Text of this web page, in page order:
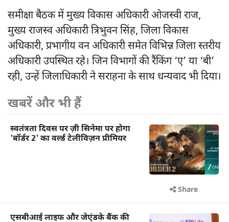
समीक्षा बैठक में मुख्य विकास अधिकारी ओजस्वी राज,
मुख्य राजस्व अधिकारी त्रिभुवन सिंह, जिला विकास
अधिकारी, प्रभागीय वन अधिकारी समेत विभिन्न जिला स्तरीय
अधिकारी उपस्थित रहे। जिन विभागों की रैंकिंग ‘ए’ या ‘बी’
रही, उन्हें जिलाधिकारी ने सराहना के साथ धन्यवाद भी दिया।
खबरें और भी हैं
स्वतंत्रता दिवस पर ज़ी सिनेमा पर होगा
'बॉर्डर 2' का वर्ल्ड टेलीविज़न प्रीमियर
Share
एसबीआई लाइफ और जेएंडके बैंक की